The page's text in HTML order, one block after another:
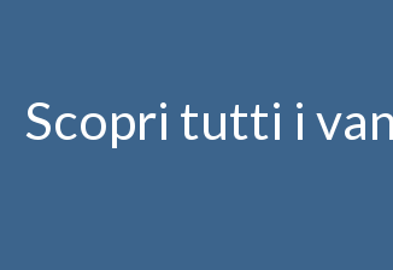
Scopri tutti i